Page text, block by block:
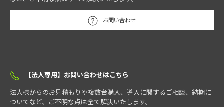
お問い合わせ
【法人専用】お問い合わせはこちら
法人様からのお見積もりや複数台購入、導入に関するご相談、納期に
ついてなど、ご不明な点は全て解決いたします。